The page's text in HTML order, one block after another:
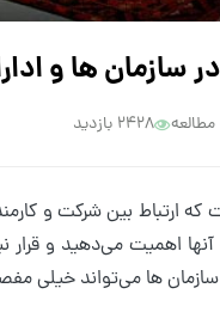
سازمان ها و
2428 بازدید
ارتباط بین شرکت و
اهمیت می‌دهید و قرار
ها می‌تواند خیلی